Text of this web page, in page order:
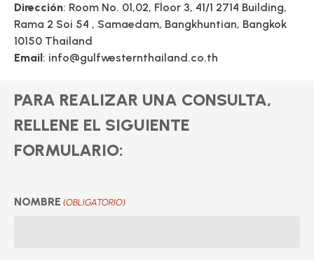
Dirección: Room No. 01,02, Floor 3, 41/1 2714 Building,
Rama 2 Soi 54 , Samaedam, Bangkhuntian, Bangkok
10150 Thailand
Email: info@gulfwesternthailand.co.th
PARA REALIZAR UNA CONSULTA,
RELLENE EL SIGUIENTE
FORMULARIO:
NOMBRE (OBLIGATORIO)